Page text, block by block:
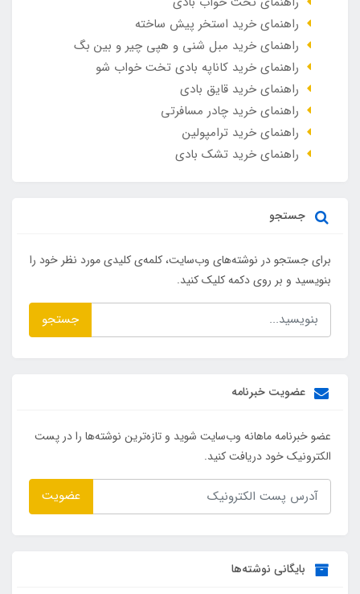
راهنمای خرید استخر پیش ساخته
راهنمای خرید مبل شنی و هپی چیر و بین بگ
راهنمای خرید کاناپه بادی تخت خواب شو
راهنمای خرید قایق بادی
راهنمای خرید چادر مسافرتی
راهنمای خرید ترامپولین
راهنمای خرید تشک بادی
جستجو
برای جستجو در نوشته‌های وب‌سایت، کلمه‌ی کلیدی مورد نظر خود را
بنویسید و بر روی دکمه کلیک کنید.
جستجو
عضویت خبرنامه
عضو خبرنامه ماهانه وب‌سایت شوید و تازه‌ترین نوشته‌ها را در پست
الکترونیک خود دریافت کنید.
عضویت
بایگانی نوشته‌ها